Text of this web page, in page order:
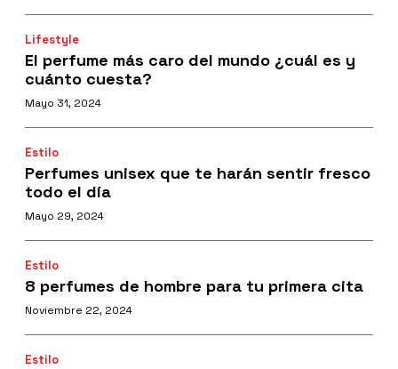
Lifestyle
El perfume más caro del mundo ¿cuál es y
cuánto cuesta?
Mayo 31, 2024
Estilo
Perfumes unisex que te harán sentir fresco
todo el día
Mayo 29, 2024
Estilo
8 perfumes de hombre para tu primera cita
Noviembre 22, 2024
Estilo